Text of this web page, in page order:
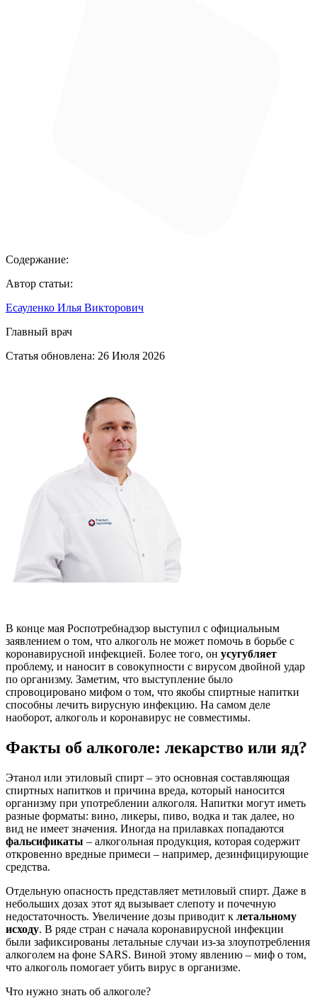
Содержание:
Автор статьи:
Есауленко Илья Викторович
Главный врач
Статья обновлена: 26 Июля 2026
В конце мая Роспотребнадзор выступил с официальным
заявлением о том, что алкоголь не может помочь в борьбе с
коронавирусной инфекцией. Более того, он усугубляет
проблему, и наносит в совокупности с вирусом двойной удар
по организму. Заметим, что выступление было
спровоцировано мифом о том, что якобы спиртные напитки
способны лечить вирусную инфекцию. На самом деле
наоборот, алкоголь и коронавирус не совместимы.
Факты об алкоголе: лекарство или яд?
Этанол или этиловый спирт – это основная составляющая
спиртных напитков и причина вреда, который наносится
организму при употреблении алкоголя. Напитки могут иметь
разные форматы: вино, ликеры, пиво, водка и так далее, но
вид не имеет значения. Иногда на прилавках попадаются
фальсификаты – алкогольная продукция, которая содержит
откровенно вредные примеси – например, дезинфицирующие
средства.
Отдельную опасность представляет метиловый спирт. Даже в
небольших дозах этот яд вызывает слепоту и почечную
недостаточность. Увеличение дозы приводит к летальному
исходу. В ряде стран с начала коронавирусной инфекции
были зафиксированы летальные случаи из-за злоупотребления
алкоголем на фоне SARS. Виной этому явлению – миф о том,
что алкоголь помогает убить вирус в организме.
Что нужно знать об алкоголе?